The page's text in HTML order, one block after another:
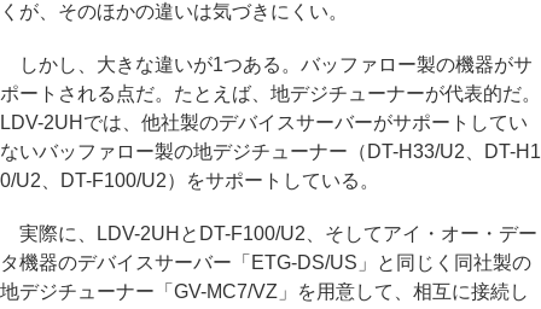
くが、そのほかの違いは気づきにくい。
しかし、大きな違いが1つある。バッファロー製の機器がサ
ポートされる点だ。たとえば、地デジチューナーが代表的だ。
LDV-2UHでは、他社製のデバイスサーバーがサポートしてい
ないバッファロー製の地デジチューナー（DT-H33/U2、DT-H1
0/U2、DT-F100/U2）をサポートしている。
実際に、LDV-2UHとDT-F100/U2、そしてアイ・オー・デー
タ機器のデバイスサーバー「ETG-DS/US」と同じく同社製の
地デジチューナー「GV-MC7/VZ」を用意して、相互に接続し